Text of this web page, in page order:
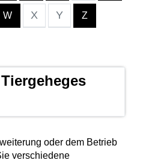
W X Y Z
oder dem Betrieb
verschiedene